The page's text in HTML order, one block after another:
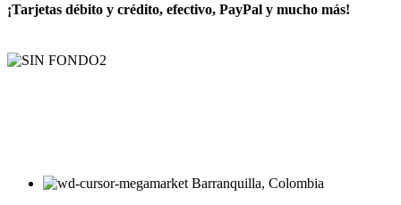
¡Tarjetas débito y crédito, efectivo, PayPal y mucho más!
Barranquilla, Colombia